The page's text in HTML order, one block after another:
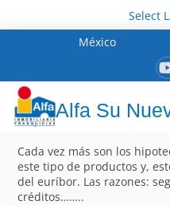
Select
México
Alfa Su
Cada vez más son los
este tipo de productos y,
del euríbor. Las razones:
créditos……..